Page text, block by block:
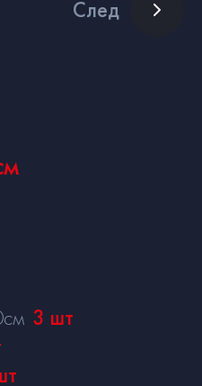
След
3 шт